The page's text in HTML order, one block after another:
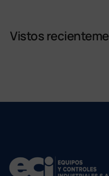
Vistos